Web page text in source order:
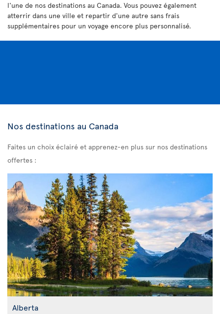
l'une de nos destinations au Canada. Vous pouvez également
atterrir dans une ville et repartir d'une autre sans frais
supplémentaires pour un voyage encore plus personnalisé.
Nos destinations au Canada
Faites un choix éclairé et apprenez-en plus sur nos destinations
offertes :
Alberta